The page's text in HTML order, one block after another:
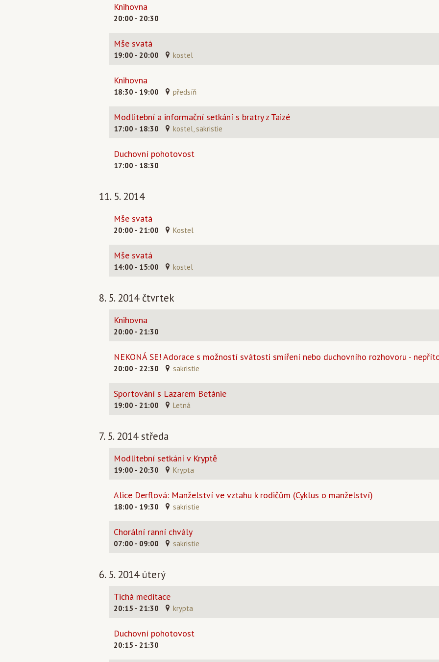
Knihovna
20:00 - 20:30
Mše svatá
19:00 - 20:00 kostel
Knihovna
18:30 - 19:00 předsíň
Modlitební a informační setkání s bratry z Taizé
17:00 - 18:30 kostel, sakristie
Duchovní pohotovost
17:00 - 18:30
11. 5. 2014
Mše svatá
20:00 - 21:00 Kostel
Mše svatá
14:00 - 15:00 kostel
8. 5. 2014 čtvrtek
Knihovna
20:00 - 21:30
NEKONÁ SE! Adorace s možností svátosti smíření nebo duchovního rozhovoru -
20:00 - 22:30 sakristie
Sportování s Lazarem Betánie
19:00 - 21:00 Letná
7. 5. 2014 středa
Modlitební setkání v Kryptě
19:00 - 20:30 Krypta
Alice Derflová: Manželství ve vztahu k rodičům (Cyklus o manželství)
18:00 - 19:30 sakristie
Chorální ranní chvály
07:00 - 09:00 sakristie
6. 5. 2014 úterý
Tichá meditace
20:15 - 21:30 krypta
Duchovní pohotovost
20:15 - 21:30